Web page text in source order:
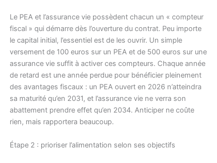
Le PEA et l’assurance vie possèdent chacun un « compteur
fiscal » qui démarre dès l’ouverture du contrat. Peu importe
le capital initial, l’essentiel est de les ouvrir. Un simple
versement de 100 euros sur un PEA et de 500 euros sur une
assurance vie suffit à activer ces compteurs. Chaque année
de retard est une année perdue pour bénéficier pleinement
des avantages fiscaux : un PEA ouvert en 2026 n’atteindra
sa maturité qu’en 2031, et l’assurance vie ne verra son
abattement prendre effet qu’en 2034. Anticiper ne coûte
rien, mais rapportera beaucoup.
Étape 2 : prioriser l’alimentation selon ses objectifs